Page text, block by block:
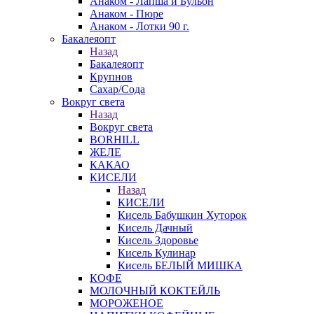
Анаком - Пюре
Анаком - Лотки 90 г.
Бакалеяопт
Назад
Бакалеяопт
Крупнов
Сахар/Сода
Вокруг света
Назад
Вокруг света
BORHILL
ЖЕЛЕ
КАКАО
КИСЕЛИ
Назад
КИСЕЛИ
Кисель Бабушкин Хуторок
Кисель Дачный
Кисель Здоровье
Кисель Кулинар
Кисель БЕЛЫЙ МИШКА
КОФЕ
МОЛОЧНЫЙ КОКТЕЙЛЬ
МОРОЖЕНОЕ